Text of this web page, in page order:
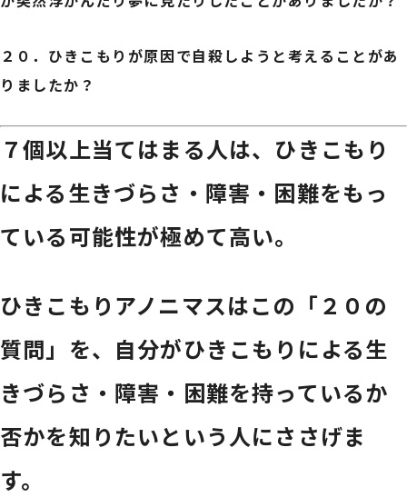
２０． ひきこもりが原因で自殺しようと考えることがあ
りましたか？
７個以上当てはまる人は、ひきこもり
による生きづらさ・障害・困難をもっ
ている可能性が極めて高い。
ひきこもりアノニマスはこの「２０の
質問」を、自分がひきこもりによる生
きづらさ・障害・困難を持っているか
否かを知りたいという人にささげま
す。